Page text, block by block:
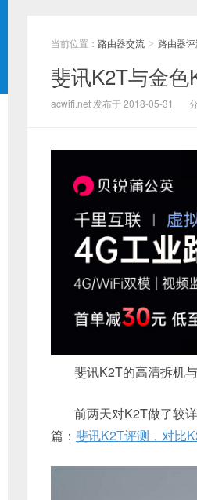
当前位置： 路由器交流 > 路由器评
斐讯K2T与金
acwifi.net 发布于 2018-05-31
斐讯K2T的高清拆机
前两天对K2T做了较
篇： 斐讯K2T评测，对比